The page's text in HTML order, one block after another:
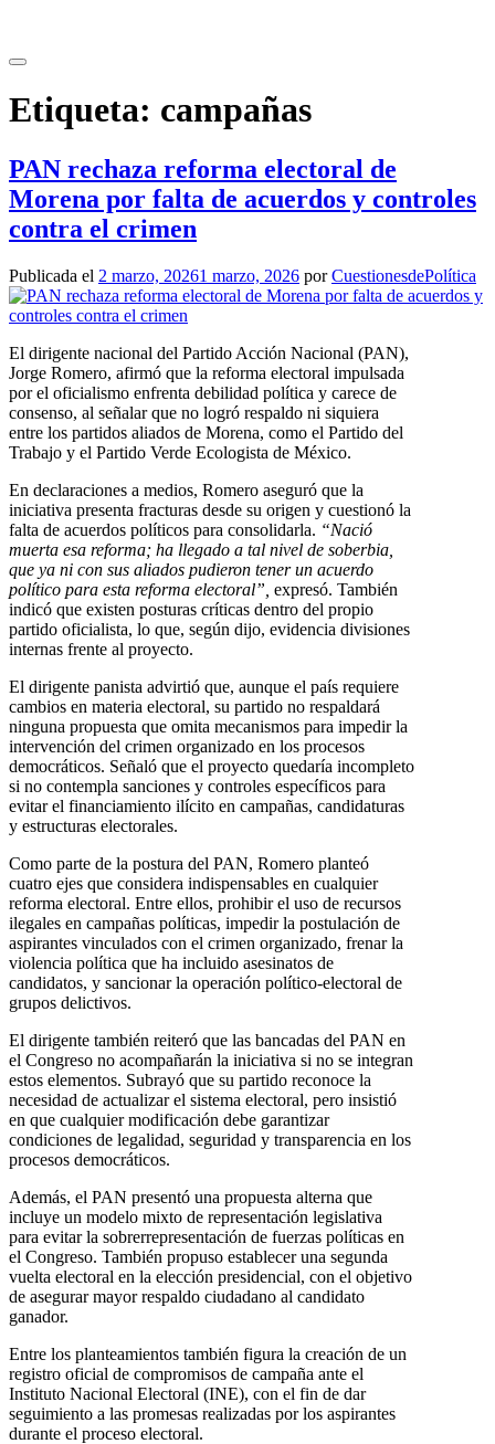
contenido
Etiqueta: campañas
PAN rechaza reforma electoral de
Morena por falta de acuerdos y controles
contra el crimen
Publicada el 2 marzo, 20261 marzo, 2026 porCuestionesdePolítica
El dirigente nacional del Partido Acción Nacional (PAN),
Jorge Romero, afirmó que la reforma electoral impulsada
por el oficialismo enfrenta debilidad política y carece de
consenso, al señalar que no logró respaldo ni siquiera
entre los partidos aliados de Morena, como el Partido del
Trabajo y el Partido Verde Ecologista de México.
En declaraciones a medios, Romero aseguró que la
iniciativa presenta fracturas desde su origen y cuestionó la
falta de acuerdos políticos para consolidarla. “Nació
muerta esa reforma; ha llegado a tal nivel de soberbia,
que ya ni con sus aliados pudieron tener un acuerdo
político para esta reforma electoral”, expresó. También
indicó que existen posturas críticas dentro del propio
partido oficialista, lo que, según dijo, evidencia divisiones
internas frente al proyecto.
El dirigente panista advirtió que, aunque el país requiere
cambios en materia electoral, su partido no respaldará
ninguna propuesta que omita mecanismos para impedir la
intervención del crimen organizado en los procesos
democráticos. Señaló que el proyecto quedaría incompleto
si no contempla sanciones y controles específicos para
evitar el financiamiento ilícito en campañas, candidaturas
y estructuras electorales.
Como parte de la postura del PAN, Romero planteó
cuatro ejes que considera indispensables en cualquier
reforma electoral. Entre ellos, prohibir el uso de recursos
ilegales en campañas políticas, impedir la postulación de
aspirantes vinculados con el crimen organizado, frenar la
violencia política que ha incluido asesinatos de
candidatos, y sancionar la operación político-electoral de
grupos delictivos.
El dirigente también reiteró que las bancadas del PAN en
el Congreso no acompañarán la iniciativa si no se integran
estos elementos. Subrayó que su partido reconoce la
necesidad de actualizar el sistema electoral, pero insistió
en que cualquier modificación debe garantizar
condiciones de legalidad, seguridad y transparencia en los
procesos democráticos.
Además, el PAN presentó una propuesta alterna que
incluye un modelo mixto de representación legislativa
para evitar la sobrerrepresentación de fuerzas políticas en
el Congreso. También propuso establecer una segunda
vuelta electoral en la elección presidencial, con el objetivo
de asegurar mayor respaldo ciudadano al candidato
ganador.
Entre los planteamientos también figura la creación de un
registro oficial de compromisos de campaña ante el
Instituto Nacional Electoral (INE), con el fin de dar
seguimiento a las promesas realizadas por los aspirantes
durante el proceso electoral.